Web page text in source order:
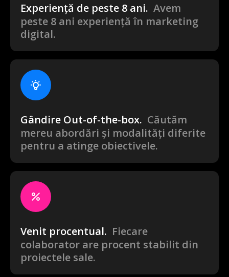
Experiență de peste 8 ani. Avem
peste 8 ani experiență în marketing
digital.
Gândire Out-of-the-box. Căutăm
mereu abordări și modalități diferite
pentru a atinge obiectivele.
Venit procentual. Fiecare
colaborator are procent stabilit din
proiectele sale.